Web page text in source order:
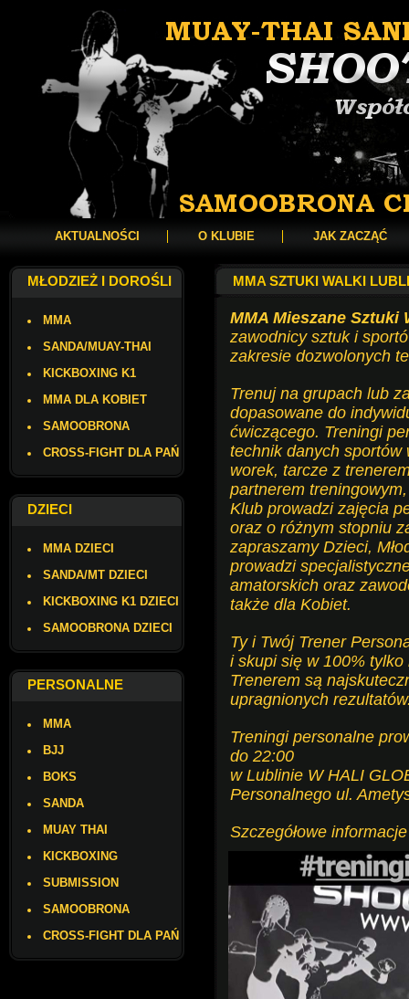
AKTUALNOŚCI O KLUBIE JAK ZACZĄĆ
MŁODZIEŻ I DOROŚLI
MMA
SANDA/MUAY-THAI
KICKBOXING K1
MMA DLA KOBIET
SAMOOBRONA
CROSS-FIGHT DLA PAŃ
DZIECI
MMA DZIECI
SANDA/MT DZIECI
KICKBOXING K1 DZIECI
SAMOOBRONA DZIECI
PERSONALNE
MMA
BJJ
BOKS
SANDA
MUAY THAI
KICKBOXING
SUBMISSION
SAMOOBRONA
CROSS-FIGHT DLA PAŃ
MMA SZTUKI WALKI
MMA Mieszane Sztuki
zawodnicy sztuk i
zakresie dozwolonych
Trenuj na grupach lub
dopasowane do
ćwiczącego. Treningi
technik danych sportów
worek, tarcze z
partnerem
Klub prowadzi zajęcia
oraz o różnym stopniu
zapraszamy Dzieci,
prowadzi
amatorskich oraz
także dla Kobiet.
Ty i Twój Trener
i skupi się w 100%
Trenerem są
upragnionych
Treningi personalne
do 22:00
w Lublinie W HALI
Personalnego ul.
Szczegółowe